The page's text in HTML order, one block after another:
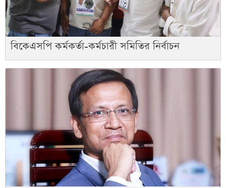
বিকেএসপি কর্মকর্তা-কর্মচারী সমিতির নির্বাচন